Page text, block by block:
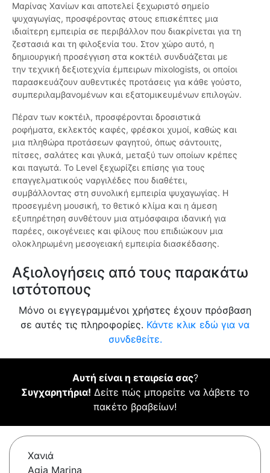
Μαρίνας Χανίων και αποτελεί ξεχωριστό σημείο
ψυχαγωγίας, προσφέροντας στους επισκέπτες μια
ιδιαίτερη εμπειρία σε περιβάλλον που διακρίνεται για τη
ζεστασιά και τη φιλοξενία του. Στον χώρο αυτό, η
δημιουργική προσέγγιση στα κοκτέιλ συνδυάζεται με
την τεχνική δεξιοτεχνία έμπειρων mixologists, οι οποίοι
παρασκευάζουν αυθεντικές προτάσεις για κάθε γούστο,
συμπεριλαμβανομένων και εξατομικευμένων επιλογών.
Πέραν των κοκτέιλ, προσφέρονται δροσιστικά
ροφήματα, εκλεκτός καφές, φρέσκοι χυμοί, καθώς και
μια πληθώρα προτάσεων φαγητού, όπως σάντουιτς,
πίτσες, σαλάτες και γλυκά, μεταξύ των οποίων κρέπες
και παγωτά. Το Level ξεχωρίζει επίσης για τους
επαγγελματικούς ναργιλέδες που διαθέτει,
συμβάλλοντας στη συνολική εμπειρία ψυχαγωγίας. Η
προσεγμένη μουσική, το θετικό κλίμα και η άμεση
εξυπηρέτηση συνθέτουν μια ατμόσφαιρα ιδανική για
παρέες, οικογένειες και φίλους που επιδιώκουν μια
ολοκληρωμένη μεσογειακή εμπειρία διασκέδασης.
Αξιολογήσεις από τους παρακάτω
ιστότοπους
Μόνο οι εγγεγραμμένοι χρήστες έχουν πρόσβαση
σε αυτές τις πληροφορίες. Κάντε κλικ εδώ για να
συνδεθείτε.
Αυτή είναι η εταιρεία σας?
Συγχαρητήρια! Δείτε πώς μπορείτε να λάβετε το
πακέτο βραβείων!
Χανιά
Agia Marina